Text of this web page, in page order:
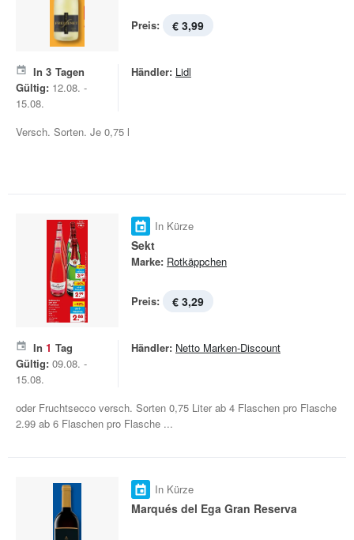
Preis: € 3,99
In 3 Tagen
Gültig: 12.08. -
15.08.
Händler: Lidl
Versch. Sorten. Je 0,75 l
In Kürze
Sekt
Marke: Rotkäppchen
Preis: € 3,29
In 1 Tag
Gültig: 09.08. -
15.08.
Händler: Netto Marken-Discount
oder Fruchtsecco versch. Sorten 0,75 Liter ab 4 Flaschen pro Flasche
2.99 ab 6 Flaschen pro Flasche ...
In Kürze
Marqués del Ega Gran Reserva